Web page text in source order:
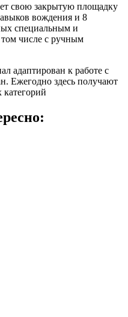
свою закрытую площадку
вождения и 8
специальным и
числе с ручным
адаптирован к работе с
Ежегодно здесь получают